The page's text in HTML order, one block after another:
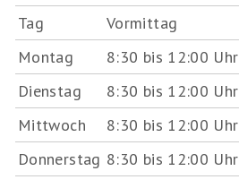
Tag Vormittag
Montag
8:30 bis 12:00 Uhr
Dienstag
8:30 bis 12:00 Uhr
Mittwoch
8:30 bis 12:00 Uhr
Donnerstag 8:30 bis 12:00 Uhr